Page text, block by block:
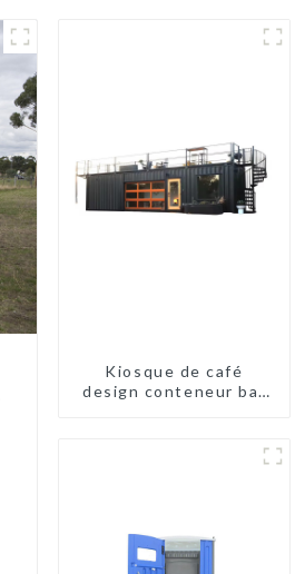
Kiosque de café
design conteneur bar